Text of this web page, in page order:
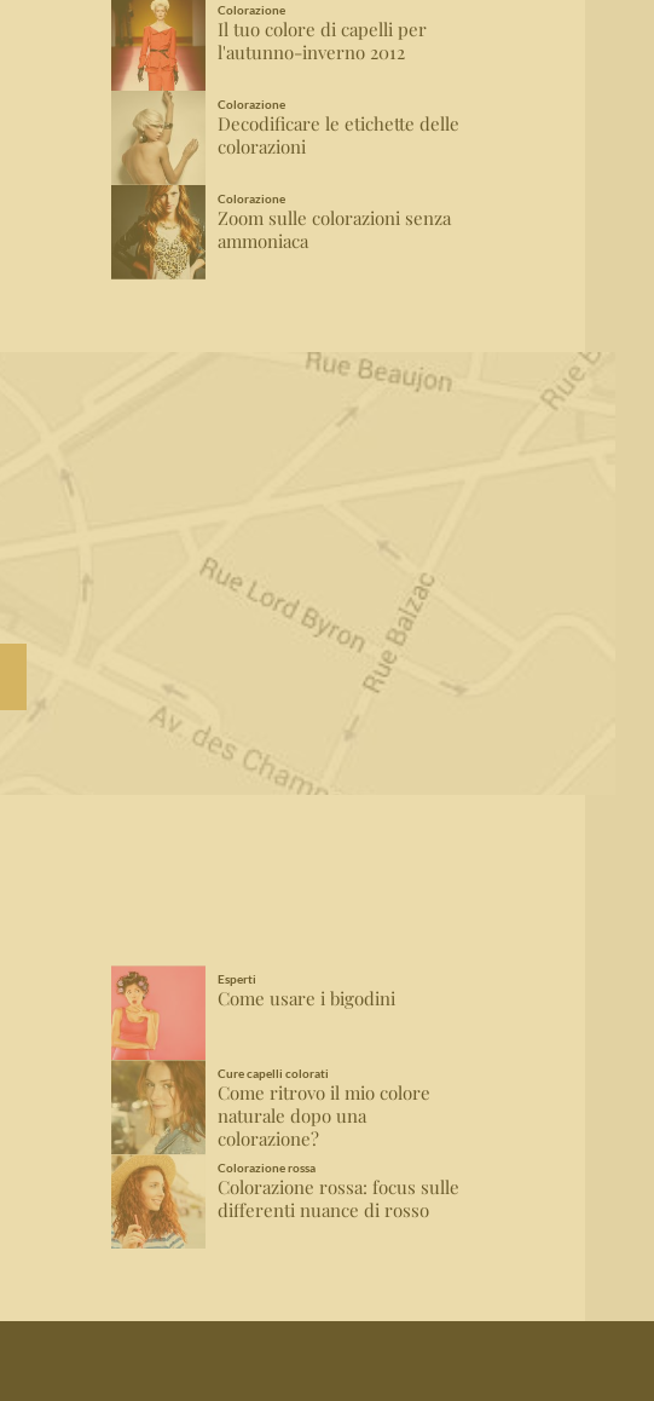
Colorazione
Il tuo colore di capelli per
l'autunno-inverno 2012
Colorazione
Decodificare le etichette delle
colorazioni
Colorazione
Zoom sulle colorazioni senza
ammoniaca
Esperti
Come usare i bigodini
Cure capelli colorati
Come ritrovo il mio colore
naturale dopo una
colorazione?
Colorazione rossa
Colorazione rossa: focus sulle
differenti nuance di rosso